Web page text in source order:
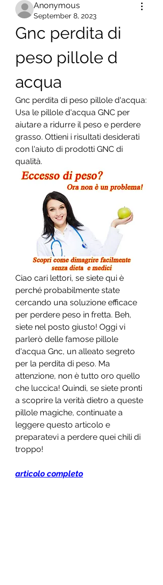
Anonymous
September 8, 2023
Gnc perdita di
peso pillole d
acqua
Gnc perdita di peso pillole d'acqua:
Usa le pillole d'acqua GNC per
aiutare a ridurre il peso e perdere
grasso. Ottieni i risultati desiderati
con l'aiuto di prodotti GNC di
qualità.
Ciao cari lettori, se siete qui è
perché probabilmente state
cercando una soluzione efficace
per perdere peso in fretta. Beh,
siete nel posto giusto! Oggi vi
parlerò delle famose pillole
d'acqua Gnc, un alleato segreto
per la perdita di peso. Ma
attenzione, non è tutto oro quello
che luccica! Quindi, se siete pronti
a scoprire la verità dietro a queste
pillole magiche, continuate a
leggere questo articolo e
preparatevi a perdere quei chili di
troppo!
articolo completo